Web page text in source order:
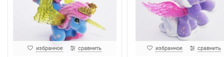
избранное сравнить избранное сравнить